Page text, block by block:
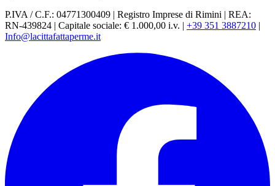
P.IVA / C.F.: 04771300409 | Registro Imprese di Rimini | REA:
RN-439824 | Capitale sociale: € 1.000,00 i.v. | +39 351 3887210 |
Info@lacittafattaperme.it